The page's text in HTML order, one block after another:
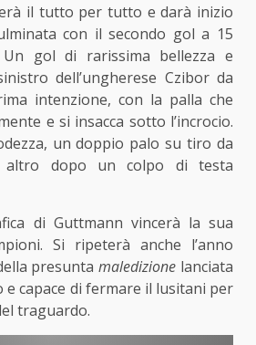
il tutto per tutto e darà inizio
con il secondo gol a 15
gol di rarissima bellezza e
dell’ungherese Czibor da
intenzione, con la palla che
e si insacca sotto l’incrocio.
un doppio palo su tiro da
dopo un colpo di testa
di Guttmann vincerà la sua
Si ripeterà anche l’anno
presuntamaledizione lanciata
e capace di fermare il lusitani per
traguardo.